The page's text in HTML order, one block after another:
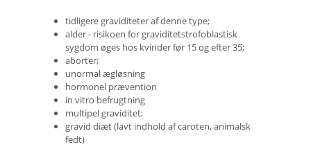
tidligere graviditeter af denne type;
alder - risikoen for graviditetstrofoblastisk
sygdom øges hos kvinder før 15 og efter 35;
aborter;
unormal ægløsning
hormonel prævention
in vitro befrugtning
multipel graviditet;
gravid diæt (lavt indhold af caroten, animalsk
fedt)